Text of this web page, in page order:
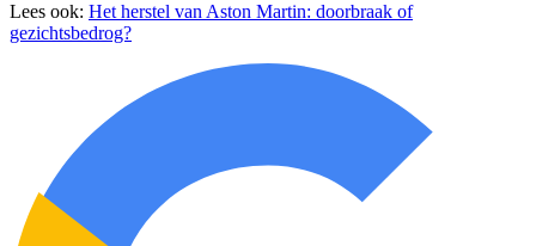
Lees ook: Het herstel van Aston Martin: doorbraak of
gezichtsbedrog?